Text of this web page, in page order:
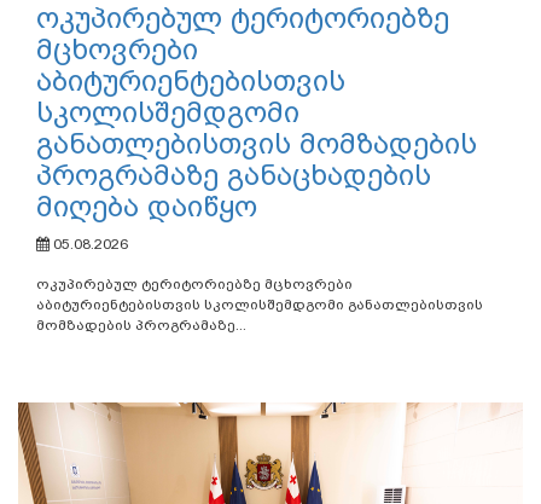
ოკუპირებულ ტერიტორიებზე
მცხოვრები
აბიტურიენტებისთვის
სკოლისშემდგომი
განათლებისთვის მომზადების
პროგრამაზე განაცხადების
მიღება დაიწყო
05.08.2026
ოკუპირებულ ტერიტორიებზე მცხოვრები
აბიტურიენტებისთვის სკოლისშემდგომი განათლებისთვის
მომზადების პროგრამაზე...